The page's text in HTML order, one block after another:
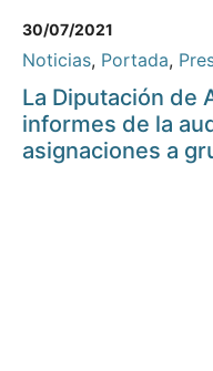
30/07/2021
Noticias, Portada,
La Diputación de
informes de la
asignaciones a